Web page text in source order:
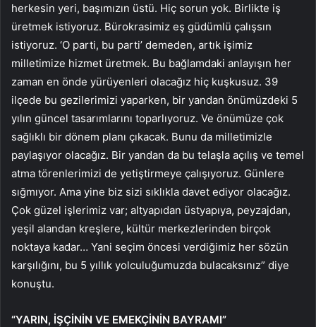
herkesin yeri, başımızın üstü. Hiç sorun yok. Birlikte iş
üretmek istiyoruz. Bürokrasimiz eş güdümlü çalışsın
istiyoruz. ‘O parti, bu parti’ demeden, artık işimiz
milletimize hizmet üretmek. Bu bağlamdaki anlayışın her
zaman en önde yürüyenleri olacağız hiç kuşkusuz. 39
ilçede bu gezilerimizi yaparken, bir yandan önümüzdeki 5
yılın güncel tasarımlarını toparlıyoruz. Ve önümüze çok
sağlıklı bir dönem planı çıkacak. Bunu da milletimizle
paylaşıyor olacağız. Bir yandan da bu telaşla açılış ve temel
atma törenlerimizi de yetiştirmeye çalışıyoruz. Günlere
sığmıyor. Ama yine biz sizi sıklıkla davet ediyor olacağız.
Çok güzel işlerimiz var; altyapıdan üstyapıya, peyzajdan,
yeşil alandan kreşlere, kültür merkezlerinden birçok
noktaya kadar… Yani seçim öncesi verdiğimiz her sözün
karşılığını, bu 5 yıllık yolculuğumuzda bulacaksınız” diye
konuştu.
“YARIN, İŞÇİNİN VE EMEKÇİNİN BAYRAMI”